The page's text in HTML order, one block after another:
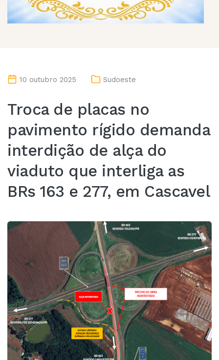
10 outubro 2025 Sudoeste
Troca de placas no
pavimento rígido demanda
interdição de alça do
viaduto que interliga as
BRs 163 e 277, em Cascavel